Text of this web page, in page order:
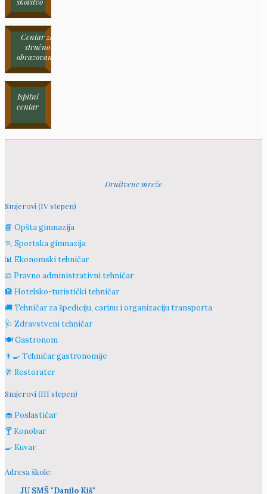
Centar za
stručno
obrazovanje
Ispitni
centar
Društvene mreže
Smjerovi (IV stepen)
📘 Opšta gimnazija
🏃 Sportska gimnazija
📊 Ekonomski tehničar
⚖️ Pravno administrativni tehničar
🏨 Hotelsko-turistički tehničar
🚚 Tehničar za špediciju, carinu i organizaciju transporta
🩺 Zdravstveni tehničar
🍽️ Gastronom
👨‍🍳 Tehničar gastronomije
🥂 Restorater
Smjerovi (III stepen)
🧁 Poslastičar
🍸 Konobar
🍳 Kuvar
Adresa škole:
JU SMŠ "Danilo Kiš"